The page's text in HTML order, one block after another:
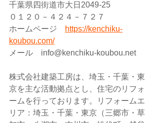
千葉県四街道市大日2049-25
０１２０－４２４－７２７
ホームページ
https://kenchiku-
koubou.com/
メール　info@kenchiku-koubou.net
株式会社建築工房は、埼玉・千葉・東
京を主な活動拠点とし、住宅のリフォ
ームを行っております。リフォームエ
リア：埼玉・千葉・東京（三郷市・草